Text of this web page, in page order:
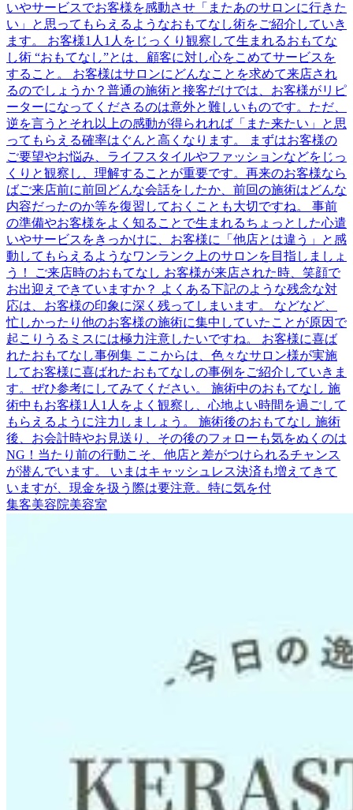
いやサービスでお客様を感動させ「またあのサロンに行きた
い」と思ってもらえるようなおもてなし術をご紹介していき
ます。 お客様1人1人をじっくり観察して生まれるおもてな
し術 “おもてなし”とは、顧客に対し心をこめてサービスを
すること。 お客様はサロンにどんなことを求めて来店され
るのでしょうか？普通の施術と接客だけでは、お客様がリピ
ーターになってくださるのは意外と難しいものです。ただ、
逆を言うとそれ以上の感動が得られれば「また来たい」と思
ってもらえる確率はぐんと高くなります。 まずはお客様の
ご要望やお悩み、ライフスタイルやファッションなどをじっ
くりと観察し、理解することが重要です。再来のお客様なら
ばご来店前に前回どんな会話をしたか、前回の施術はどんな
内容だったのか等を復習しておくことも大切ですね。 事前
の準備やお客様をよく知ることで生まれるちょっとした心遣
いやサービスをきっかけに、お客様に「他店とは違う」と感
動してもらえるようなワンランク上のサロンを目指しましょ
う！ ご来店時のおもてなし お客様が来店された時、笑顔で
お出迎えできていますか？ よくある下記のような残念な対
応は、お客様の印象に深く残ってしまいます。 などなど、
忙しかったり他のお客様の施術に集中していたことが原因で
起こりうるミスには極力注意したいですね。 お客様に喜ば
れたおもてなし事例集 ここからは、色々なサロン様が実施
してお客様に喜ばれたおもてなしの事例をご紹介していきま
す。ぜひ参考にしてみてください。 施術中のおもてなし 施
術中もお客様1人1人をよく観察し、心地よい時間を過ごして
もらえるように注力しましょう。 施術後のおもてなし 施術
後、お会計時やお見送り、その後のフォローも気をぬくのは
NG！当たり前の行動こそ、他店と差がつけられるチャンス
が潜んでいます。 いまはキャッシュレス決済も増えてきて
いますが、現金を扱う際は要注意。特に気を付
集客美容院美容室